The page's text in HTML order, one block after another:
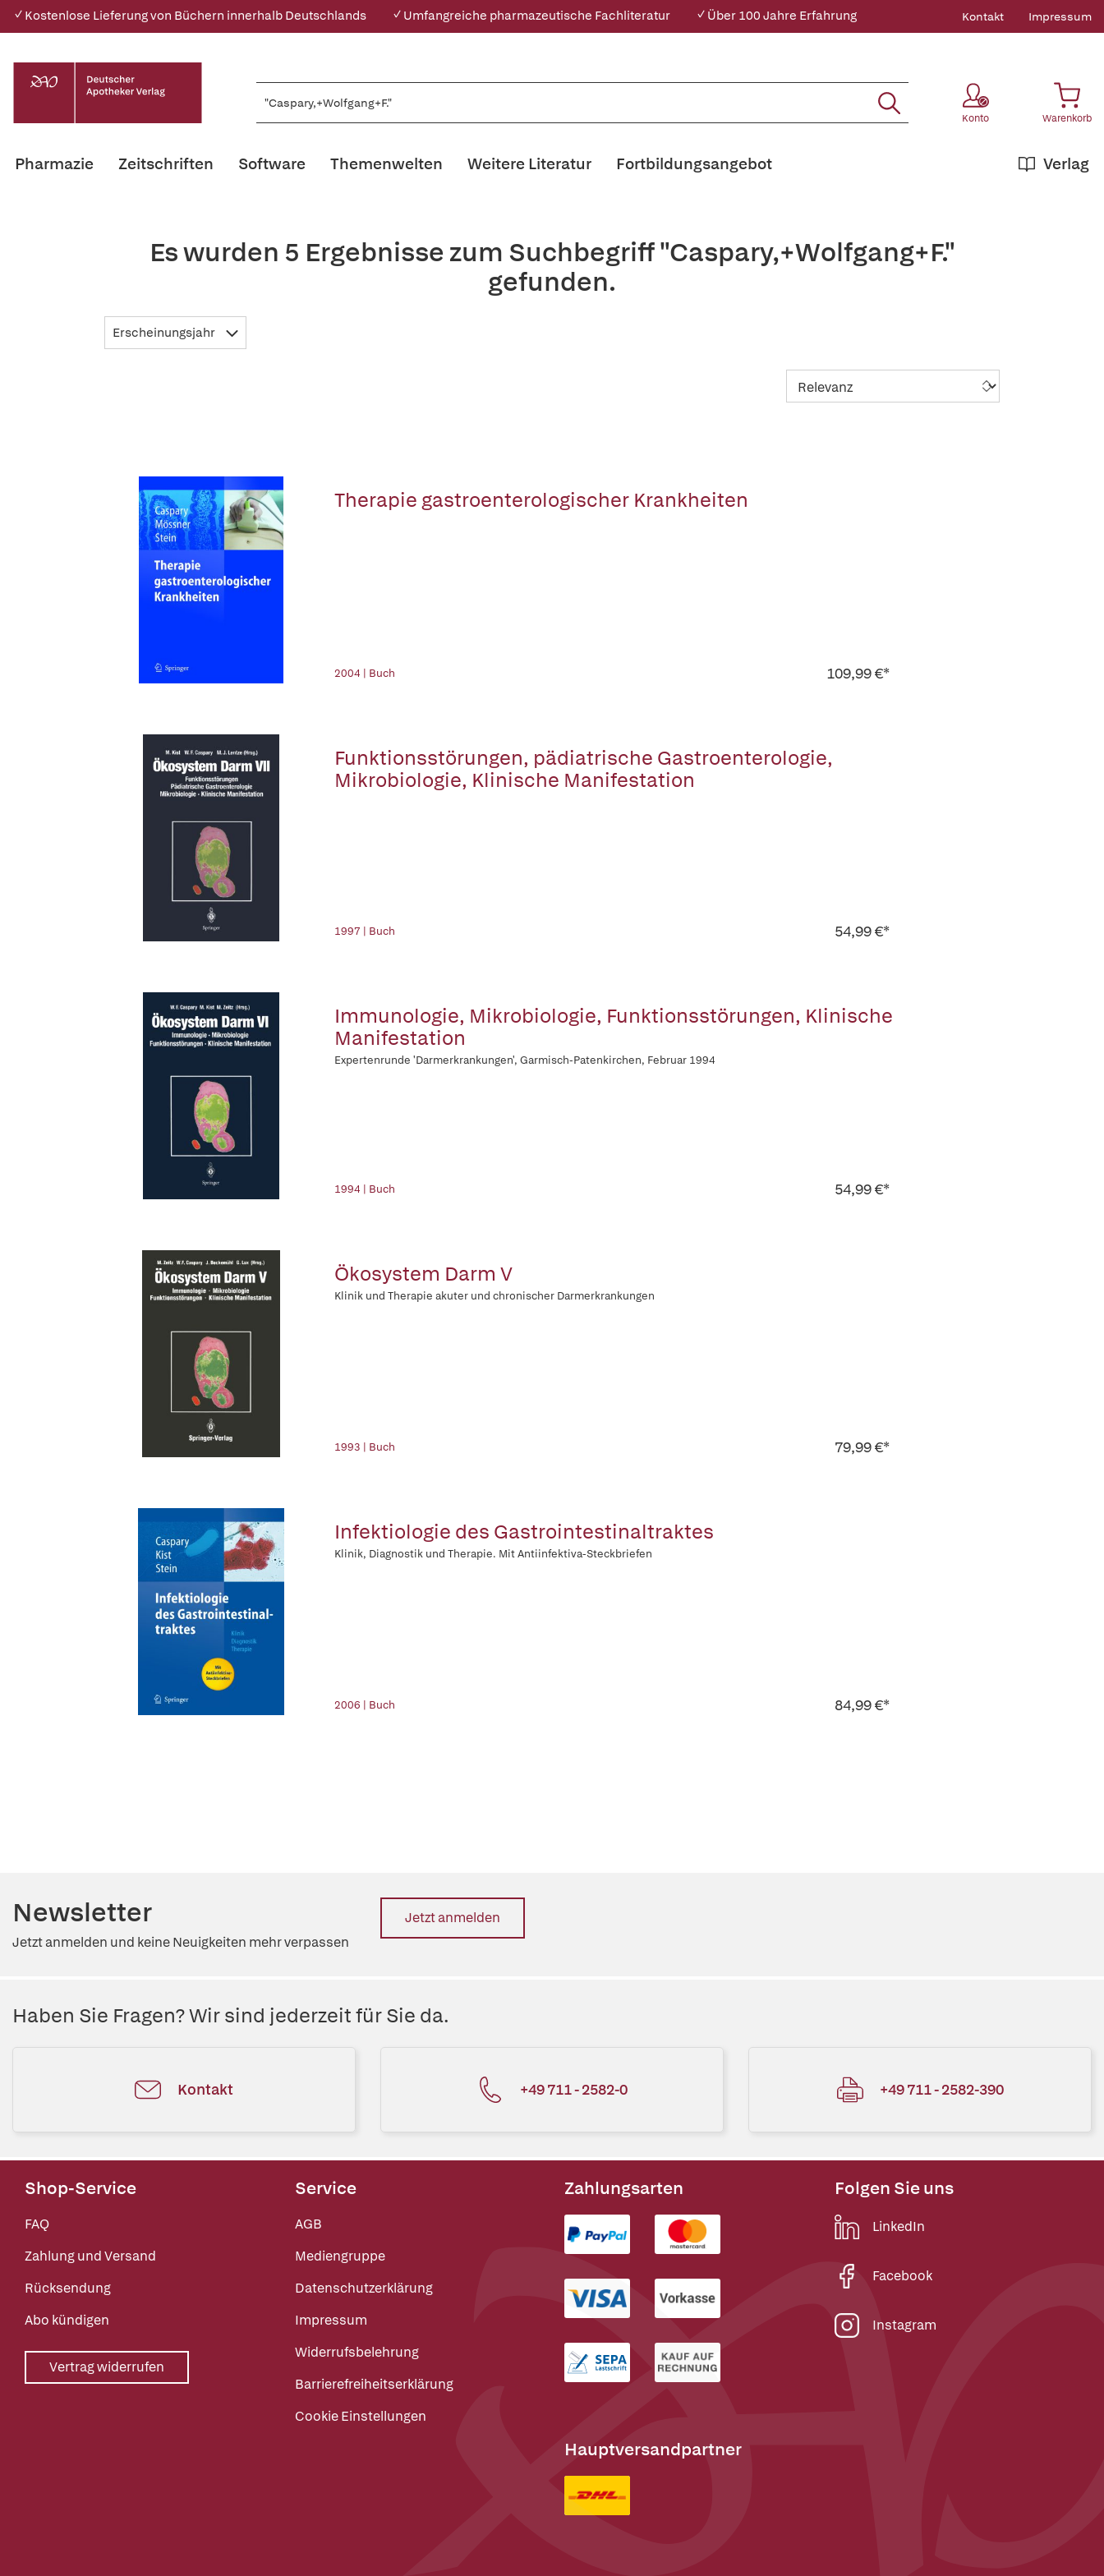
✓ Kostenlose Lieferung von Büchern innerhalb Deutschlands ✓ Umfangreiche pharmazeutische Fachliteratur ✓ Über 100 Jahre Erfahrung Kontakt Impressum
Konto Warenkorb
Pharmazie Zeitschriften Software Themenwelten Weitere Literatur Verlag
Fortbildungsangebot
Es wurden 5 Ergebnisse zum Suchbegriff "Caspary,+Wolfgang+F."
gefunden.
Erscheinungsjahr
Therapie gastroenterologischer Krankheiten
2004 | Buch 109,99 €*
Funktionsstörungen, pädiatrische Gastroenterologie,
Mikrobiologie, Klinische Manifestation
1997 | Buch 54,99 €*
Immunologie, Mikrobiologie, Funktionsstörungen, Klinische
Manifestation
Expertenrunde 'Darmerkrankungen', Garmisch-Patenkirchen, Februar 1994
1994 | Buch 54,99 €*
Ökosystem Darm V
Klinik und Therapie akuter und chronischer Darmerkrankungen
1993 | Buch 79,99 €*
Infektiologie des Gastrointestinaltraktes
Klinik, Diagnostik und Therapie. Mit Antiinfektiva-Steckbriefen
2006 | Buch 84,99 €*
Newsletter
Jetzt anmelden und keine Neuigkeiten mehr verpassen
Jetzt anmelden
Haben Sie Fragen? Wir sind jederzeit für Sie da.
Kontakt +49 711 - 2582-0 +49 711 - 2582-390
Shop-Service
FAQ
Zahlung und Versand
Rücksendung
Abo kündigen
Vertrag widerrufen
Service
AGB
Mediengruppe
Datenschutzerklärung
Impressum
Widerrufsbelehrung
Barrierefreiheitserklärung
Cookie Einstellungen
Zahlungsarten
Hauptversandpartner
Folgen Sie uns
LinkedIn
Facebook
Instagram